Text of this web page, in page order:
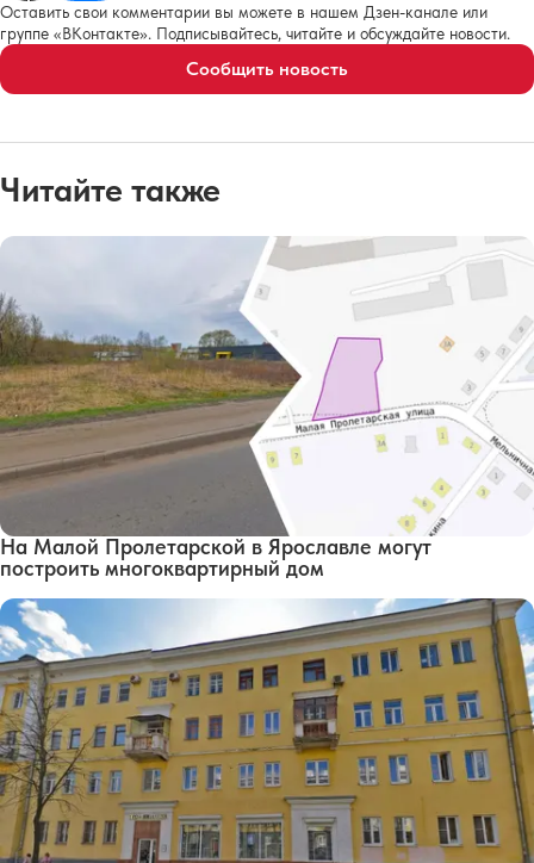
Оставить свои комментарии вы можете в нашем Дзен-канале или
группе «ВКонтакте». Подписывайтесь, читайте и обсуждайте новости.
Сообщить новость
Читайте также
На Малой Пролетарской в Ярославле могут
построить многоквартирный дом